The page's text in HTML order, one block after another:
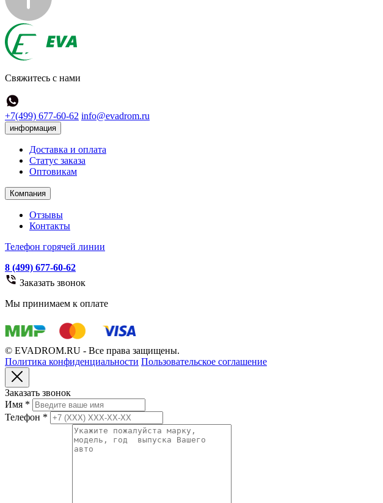
Свяжитесь с нами
+7(499) 677-60-62 info@evadrom.ru
информация
Доставка и оплата
Статус заказа
Оптовикам
Компания
Отзывы
Контакты
Телефон горячей линии
8 (499) 677-60-62
Заказать звонок
Мы принимаем к оплате
© EVADROM.RU - Все права защищены.
Политика конфиденциальности Пользовательское соглашение
Заказать звонок
Имя *
Телефон *